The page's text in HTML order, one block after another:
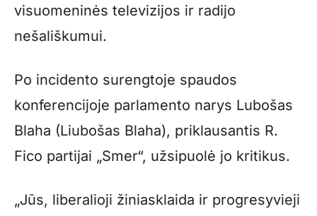
visuomeninės televizijos ir radijo
nešališkumui.
Po incidento surengtoje spaudos
konferencijoje parlamento narys Lubošas
Blaha (Liubošas Blaha), priklausantis R.
Fico partijai „Smer“, užsipuolė jo kritikus.
„Jūs, liberalioji žiniasklaida ir progresyvieji